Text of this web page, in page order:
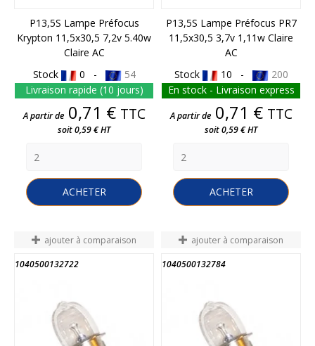
P13,5S Lampe Préfocus
Krypton 11,5x30,5 7,2v 5.40w
Claire AC
Stock
0 -
54
Livraison rapide (10 jours)
Prix
A partir de 0,71 € TTC
soit 0,59 € HT
ACHETER
P13,5S Lampe Préfocus PR7
11,5x30,5 3,7v 1,11w Claire
AC
Stock
10 -
200
En stock - Livraison express
Prix
A partir de 0,71 € TTC
soit 0,59 € HT
ACHETER
ajouter à comparaison
1040500132722
ajouter à comparaison
1040500132784